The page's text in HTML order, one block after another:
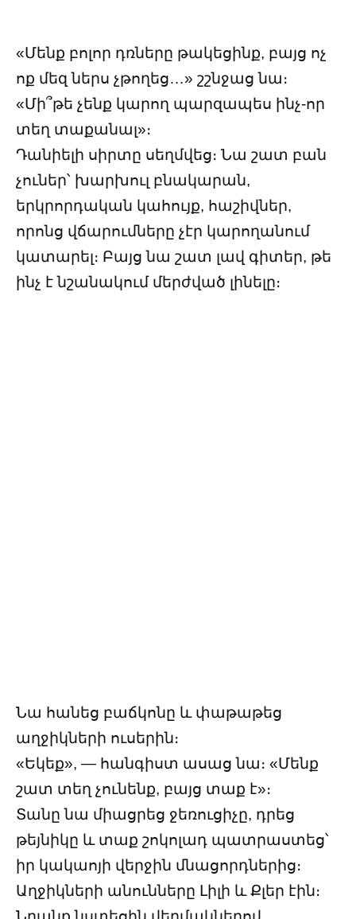
«Մենք բոլոր դռները թակեցինք, բայց ոչ
ոք մեզ ներս չթողեց…» շշնջաց նա։
«Մի՞թե չենք կարող պարզապես ինչ-որ
տեղ տաքանալ»։
Դանիելի սիրտը սեղմվեց։ Նա շատ բան
չուներ՝ խարխուլ բնակարան,
երկրորդական կահույք, հաշիվներ,
որոնց վճարումները չէր կարողանում
կատարել։ Բայց նա շատ լավ գիտեր, թե
ինչ է նշանակում մերժված լինելը։
Նա հանեց բաճկոնը և փաթաթեց
աղջիկների ուսերին։
«Եկեք», — հանգիստ ասաց նա։ «Մենք
շատ տեղ չունենք, բայց տաք է»։
Տանը նա միացրեց ջեռուցիչը, դրեց
թեյնիկը և տաք շոկոլադ պատրաստեց՝
իր կակաոյի վերջին մնացորդներից։
Աղջիկների անունները Լիլի և Քլեր էին։